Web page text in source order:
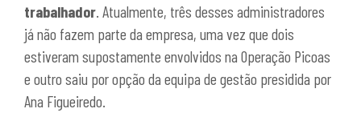
trabalhador. Atualmente, três desses administradores
já não fazem parte da empresa, uma vez que dois
estiveram supostamente envolvidos na Operação Picoas
e outro saiu por opção da equipa de gestão presidida por
Ana Figueiredo.